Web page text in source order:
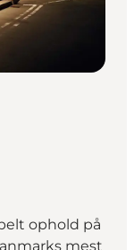
ophold på
mest